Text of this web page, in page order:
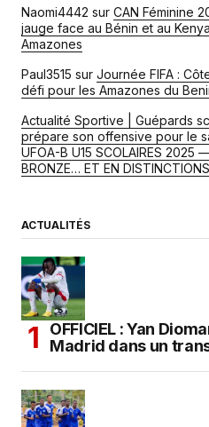
Naomi4442 sur CAN Féminine
jauge face au Bénin et au
Amazones
Paul3515 sur Journée FIFA :
défi pour les Amazones du
Actualité Sportive | Guépards
prépare son offensive pour le
UFOA-B U15 SCOLAIRES 2025
BRONZE… ET EN
ACTUALITÉS
OFFICIEL : Yan
Madrid dans un